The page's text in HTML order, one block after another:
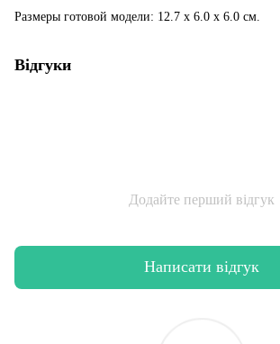
Размеры готовой модели: 12.7 x 6.0 x 6.0 см.
Відгуки
Додайте перший відгук
Написати відгук